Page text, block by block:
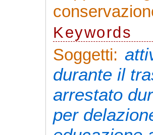
Keywords
Soggetti:
durante il
arrestato
per